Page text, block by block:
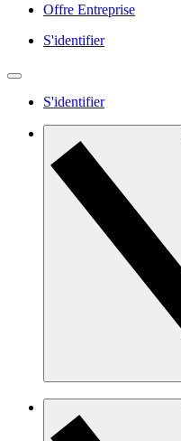
Offre Entreprise
S'identifier
S'identifier